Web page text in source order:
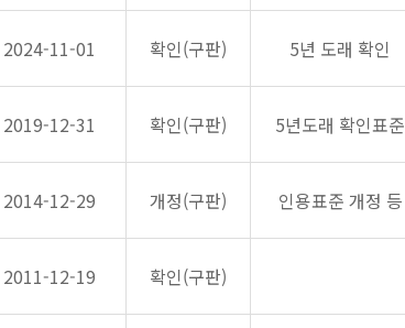
2024-11-01 확인(구판) 5년 도래 확인
2019-12-31 확인(구판) 5년도래 확인표준
2014-12-29 개정(구판) 인용표준 개정 등
2011-12-19 확인(구판)